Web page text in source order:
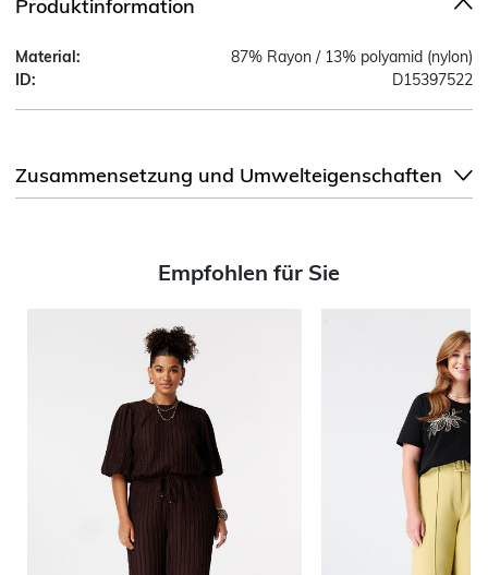
Produktinformation
Material:
87% Rayon / 13% polyamid (nylon)
ID:
D15397522
Zusammensetzung und Umwelteigenschaften
Empfohlen für Sie